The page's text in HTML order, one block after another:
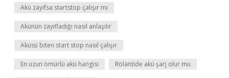
Akü zayıfsa startstop çalışır mı
Akünün zayıfladığı nasıl anlaşılır
Aküsü biten start stop nasıl çalışır
En uzun ömürlü akü hangisi Rölantide akü şarj olur mu